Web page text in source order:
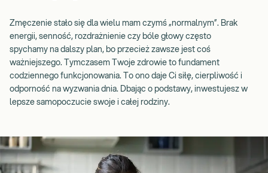
Zmęczenie stało się dla wielu mam czymś „normalnym”. Brak
energii, senność, rozdrażnienie czy bóle głowy często
spychamy na dalszy plan, bo przecież zawsze jest coś
ważniejszego. Tymczasem Twoje zdrowie to fundament
codziennego funkcjonowania. To ono daje Ci siłę, cierpliwość i
odporność na wyzwania dnia. Dbając o podstawy, inwestujesz w
lepsze samopoczucie swoje i całej rodziny.